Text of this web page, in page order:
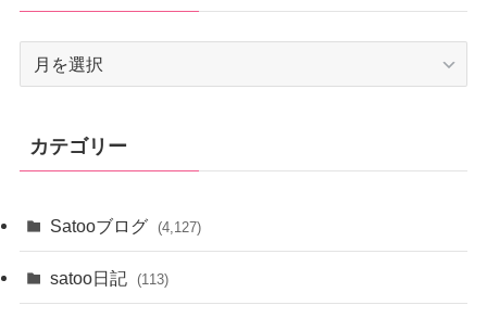
ブ
カテゴリー
Satooブログ (4,127)
satoo日記 (113)